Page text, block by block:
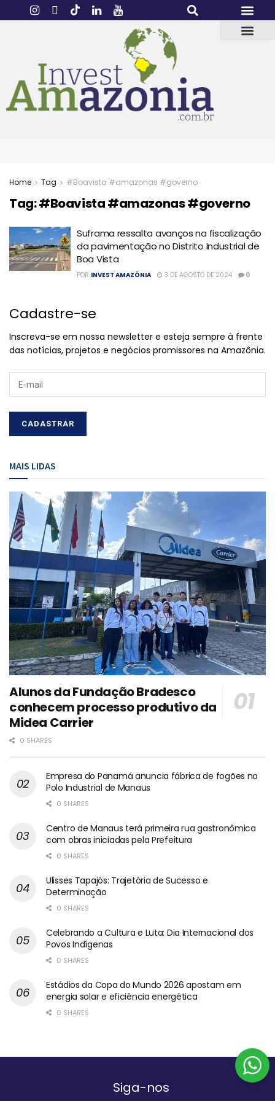
Home Tag #Boavista #amazonas #governo
Tag:#Boavista #amazonas #governo
Suframa ressalta avanços na fiscalização
da pavimentação no Distrito Industrial de
Boa Vista
POR INVEST AMAZÔNIA 3 DE AGOSTO DE 2024 0
Cadastre-se
Inscreva-se em nossa newsletter e esteja sempre à frente
das notícias, projetos e negócios promissores na Amazônia.
MAIS LIDAS
Alunos da Fundação Bradesco
conhecem processo produtivo da
Midea Carrier
0 SHARES
Empresa do Panamá anuncia fábrica de fogões no
Polo Industrial de Manaus
0 SHARES
Centro de Manaus terá primeira rua gastronômica
com obras iniciadas pela Prefeitura
0 SHARES
Ulisses Tapajós: Trajetória de Sucesso e
Determinação
0 SHARES
Celebrando a Cultura e Luta: Dia Internacional dos
Povos Indígenas
0 SHARES
Estádios da Copa do Mundo 2026 apostam em
energia solar e eficiência energética
0 SHARES
Siga-nos